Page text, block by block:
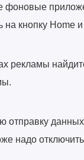
фоновые
кнопку Home
рекламы
отправку
надо